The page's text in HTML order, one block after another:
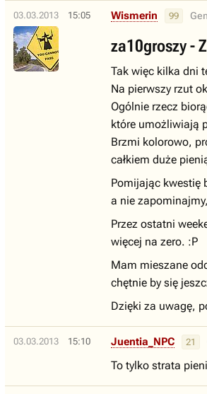
03.03.2013 15:05 Wismerin 99
za10groszy -
Tak więc kilka dni
Na pierwszy rzut
Ogólnie rzecz
które umożliwiają
Brzmi kolorowo,
całkiem duże
Pomijając kwestię
a nie
Przez ostatni
więcej na zero. :P
Mam mieszane
chętnie by się
Dzięki za uwagę,
03.03.2013 15:10 Juentia_NPC 21
To tylko strata